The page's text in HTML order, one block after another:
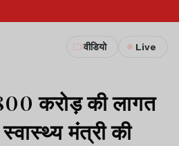
वीडियो Live
करोड़ की लागत
मंत्री की